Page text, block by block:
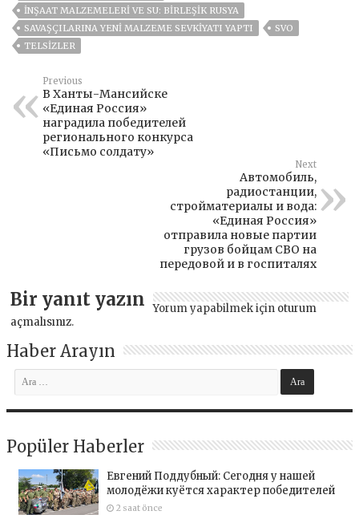
INŞAAT MALZEMELERI VE SU: BIRLEŞIK RUSYA
SAVAŞÇILARINA YENI MALZEME SEVKIYATI YAPTI
SVO
TELSIZLER
Previous
В Ханты-Мансийске
«Единая Россия»
наградила победителей
регионального конкурса
«Письмо солдату»
Next
Автомобиль,
радиостанции,
стройматериалы и вода:
«Единая Россия»
отправила новые партии
грузов бойцам СВО на
передовой и в госпиталях
Bir yanıt yazın Yorum yapabilmek için oturum
açmalısınız.
Haber Arayın
Popüler Haberler
Евгений Поддубный: Сегодня у нашей
молодёжи куётся характер победителей
2 saat önce